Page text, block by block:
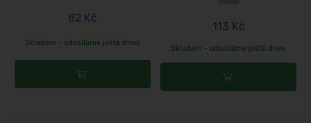
82 Kč
Skladem - odesíláme ještě dnes
113 Kč
Skladem - odesíláme ještě dnes